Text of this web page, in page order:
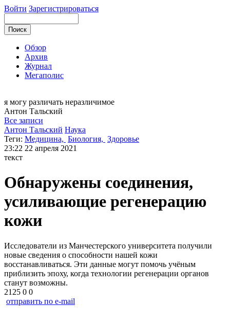
Войти Зарегистрироваться
Обзор
Архив
Журнал
Мегаполис
я могу различать неразличимое
Антон Тальский
Все записи
Антон Тальский Наука
Теги: Медицина, Биология, Здоровье
23:22 22 апреля 2021
текст
Обнаружены соединения,
усиливающие регенерацию
кожи
Исследователи из Манчестерского университета получили
новые сведения о способности нашей кожи
восстанавливаться. Эти данные могут помочь учёным
приблизить эпоху, когда технологии регенерации органов
станут возможны.
2125 0 0
отправить по e-mail